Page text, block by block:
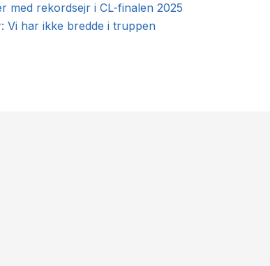
med rekordsejr i CL-finalen 2025
Vi har ikke bredde i truppen